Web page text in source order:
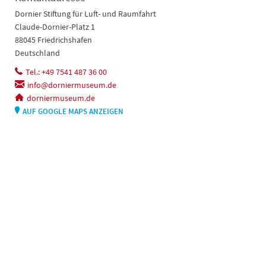
Dornier Stiftung für Luft- und Raumfahrt
Claude-Dornier-Platz 1
88045 Friedrichshafen
Deutschland
Tel.: +49 7541 487 36 00
info@dorniermuseum.de
dorniermuseum.de
AUF GOOGLE MAPS ANZEIGEN